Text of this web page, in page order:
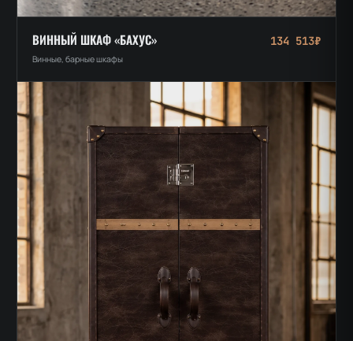
ВИННЫЙ ШКАФ «БАХУС»
Винные, барные шкафы
134 513₽